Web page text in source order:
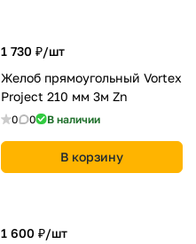
1 730 ₽/шт
Желоб прямоугольный Vortex
Project 210 мм 3м Zn
0 0 В наличии
В корзину
1 600 ₽/шт